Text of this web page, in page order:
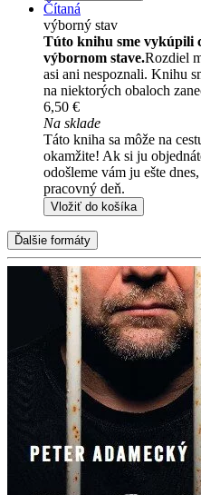
Čítaná
výborný stav
Túto knihu sme vykúpili
výbornom stave.Rozdiel
asi ani nespoznali. Knihu
na niektorých obaloch
6,50 €
Na sklade
Táto kniha sa môže na
okamžite! Ak si ju
odošleme vám ju ešte
pracovný deň.
Vložiť do košíka
Ďalšie formáty